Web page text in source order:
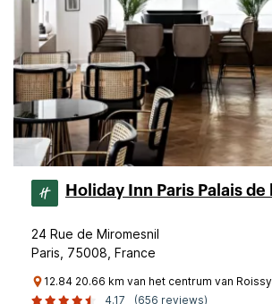
Holiday Inn Paris Palais de
24 Rue de Miromesnil
Paris, 75008, France
12.84 20.66 km van het centrum van
4.17
(656 reviews)